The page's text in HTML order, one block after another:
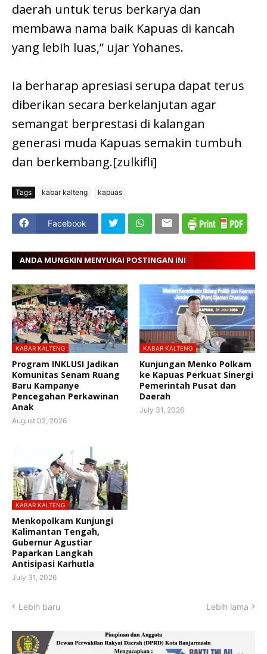
daerah untuk terus berkarya dan
membawa nama baik Kapuas di kancah
yang lebih luas,” ujar Yohanes.
Ia berharap apresiasi serupa dapat terus
diberikan secara berkelanjutan agar
semangat berprestasi di kalangan
generasi muda Kapuas semakin tumbuh
dan berkembang.[zulkifli]
Tags kabar kalteng kapuas
Facebook
ANDA MUNGKIN MENYUKAI POSTINGAN INI
KABAR KALTENG
Program INKLUSI Jadikan
Komunitas Senam Ruang
Baru Kampanye
Pencegahan Perkawinan
Anak
August 02, 2026
KABAR KALTENG
Kunjungan Menko Polkam
ke Kapuas Perkuat Sinergi
Pemerintah Pusat dan
Daerah
July 31, 2026
KABAR KALTENG
Menkopolkam Kunjungi
Kalimantan Tengah,
Gubernur Agustiar
Paparkan Langkah
Antisipasi Karhutla
July 31, 2026
Lebih baru Lebih lama